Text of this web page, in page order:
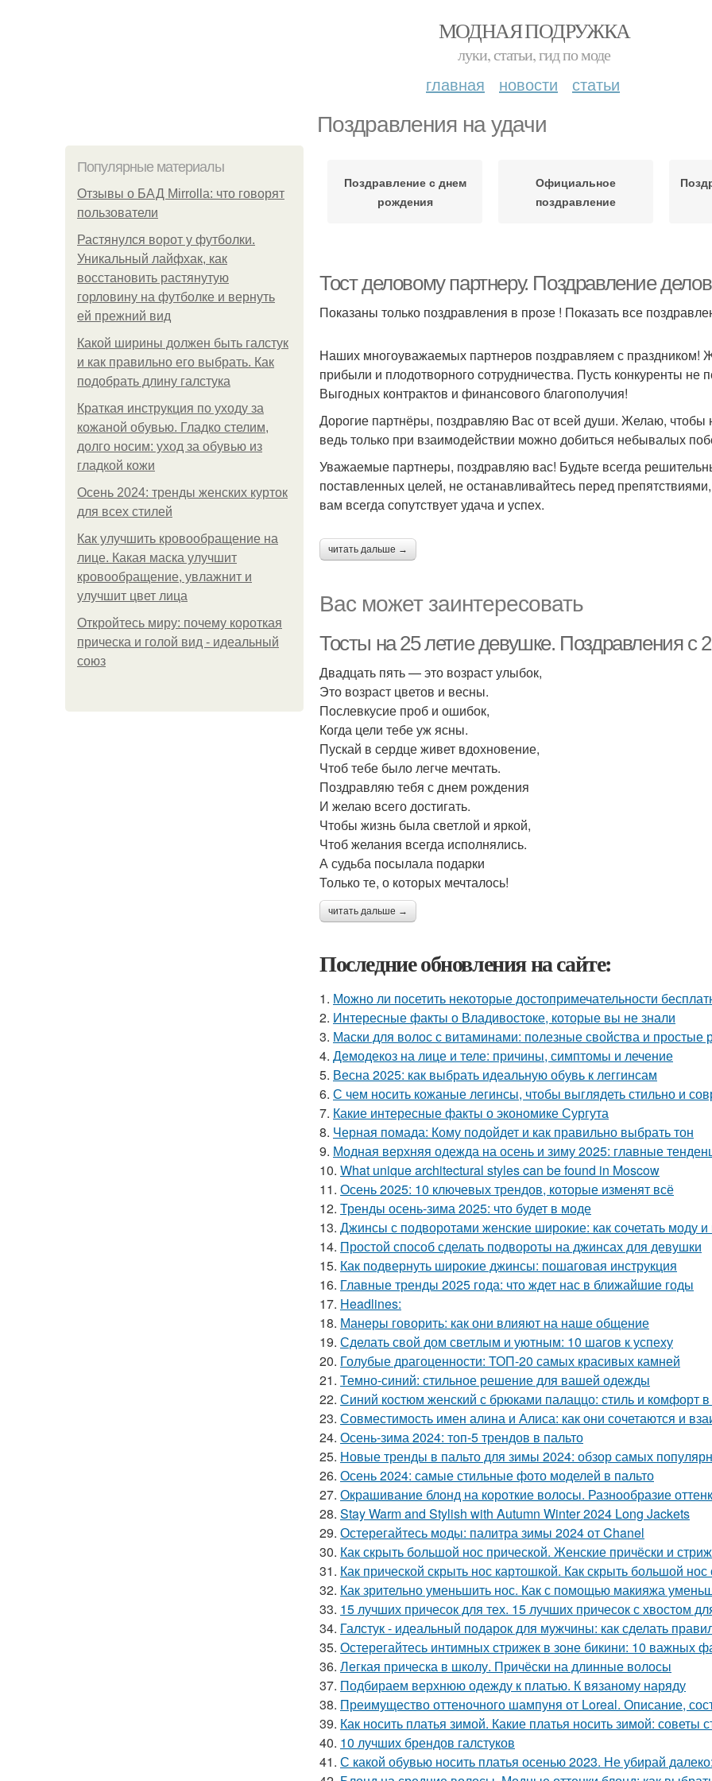
МОДНАЯ ПОДРУЖКА
луки, статьи, гид по моде
главная новости статьи
Поздравления на удачи
Популярные материалы
Отзывы о БАД Mirrolla: что говорят
пользователи
Растянулся ворот у футболки.
Уникальный лайфхак, как
восстановить растянутую
горловину на футболке и вернуть
ей прежний вид
Какой ширины должен быть галстук
и как правильно его выбрать. Как
подобрать длину галстука
Краткая инструкция по уходу за
кожаной обувью. Гладко стелим,
долго носим: уход за обувью из
гладкой кожи
Осень 2024: тренды женских курток
для всех стилей
Как улучшить кровообращение на
лице. Какая маска улучшит
кровообращение, увлажнит и
улучшит цвет лица
Откройтесь миру: почему короткая
прическа и голой вид - идеальный
союз
Поздравление с днем
рождения
Официальное
поздравление
Тост деловому партнеру. Поздравление
Показаны только поздравления в прозе ! Показать все
Наших многоуважаемых партнеров поздравляем с
прибыли и плодотворного сотрудничества. Пусть конкуренты не
Выгодных контрактов и финансового благополучия!
Дорогие партнёры, поздравляю Вас от всей души. Желаю, чтобы
ведь только при взаимодействии можно добиться небывалых
Уважаемые партнеры, поздравляю вас! Будьте всегда
поставленных целей, не останавливайтесь перед
вам всегда сопутствует удача и успех.
читать дальше →
Вас может заинтересовать
Тосты на 25 летие девушке. Поздравления
Двадцать пять — это возраст улыбок,
Это возраст цветов и весны.
Послевкусие проб и ошибок,
Когда цели тебе уж ясны.
Пускай в сердце живет вдохновение,
Чтоб тебе было легче мечтать.
Поздравляю тебя с днем рождения
И желаю всего достигать.
Чтобы жизнь была светлой и яркой,
Чтоб желания всегда исполнялись.
А судьба посылала подарки
Только те, о которых мечталось!
читать дальше →
Последние обновления на сайте:
1. Можно ли посетить некоторые достопримечательности
2. Интересные факты о Владивостоке, которые вы не знали
3. Маски для волос с витаминами: полезные свойства и простые
4. Демодекоз на лице и теле: причины, симптомы и лечение
5. Весна 2025: как выбрать идеальную обувь к леггинсам
6. С чем носить кожаные легинсы, чтобы выглядеть стильно и
7. Какие интересные факты о экономике Сургута
8. Черная помада: Кому подойдет и как правильно выбрать тон
9. Модная верхняя одежда на осень и зиму 2025: главные
10. What unique architectural styles can be found in Moscow
11. Осень 2025: 10 ключевых трендов, которые изменят всё
12. Тренды осень-зима 2025: что будет в моде
13. Джинсы с подворотами женские широкие: как сочетать моду
14. Простой способ сделать подвороты на джинсах для девушки
15. Как подвернуть широкие джинсы: пошаговая инструкция
16. Главные тренды 2025 года: что ждет нас в ближайшие годы
17. Headlines:
18. Манеры говорить: как они влияют на наше общение
19. Сделать свой дом светлым и уютным: 10 шагов к успеху
20. Голубые драгоценности: ТОП-20 самых красивых камней
21. Темно-синий: стильное решение для вашей одежды
22. Синий костюм женский с брюками палаццо: стиль и комфорт
23. Совместимость имен алина и Алиса: как они сочетаются и
24. Осень-зима 2024: топ-5 трендов в пальто
25. Новые тренды в пальто для зимы 2024: обзор самых
26. Осень 2024: самые стильные фото моделей в пальто
27. Окрашивание блонд на короткие волосы. Разнообразие
28. Stay Warm and Stylish with Autumn Winter 2024 Long Jackets
29. Остерегайтесь моды: палитра зимы 2024 от Chanel
30. Как скрыть большой нос прической. Женские причёски и
31. Как прической скрыть нос картошкой. Как скрыть большой
32. Как зрительно уменьшить нос. Как с помощью макияжа
33. 15 лучших причесок для тех. 15 лучших причесок с хвостом
34. Галстук - идеальный подарок для мужчины: как сделать
35. Остерегайтесь интимных стрижек в зоне бикини: 10 важных
36. Легкая прическа в школу. Причёски на длинные волосы
37. Подбираем верхнюю одежду к платью. К вязаному наряду
38. Преимущество оттеночного шампуня от Loreal. Описание,
39. Как носить платья зимой. Какие платья носить зимой: советы
40. 10 лучших брендов галстуков
41. С какой обувью носить платья осенью 2023. Не убирай